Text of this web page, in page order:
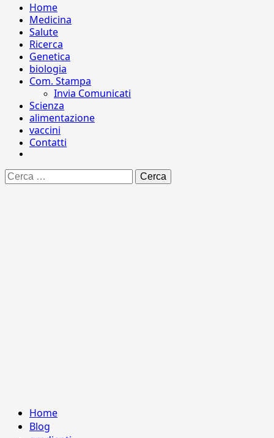
Home
Medicina
Salute
Ricerca
Genetica
biologia
Com. Stampa
Invia Comunicati
Scienza
alimentazione
vaccini
Contatti
Ricerca
per:
Home
Blog